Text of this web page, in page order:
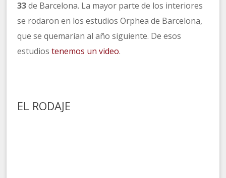
33de Barcelona. La mayor parte de los interiores
se rodaron en los estudios Orphea de Barcelona,
que se quemarían al año siguiente. De esos
estudiostenemos un video.
EL RODAJE